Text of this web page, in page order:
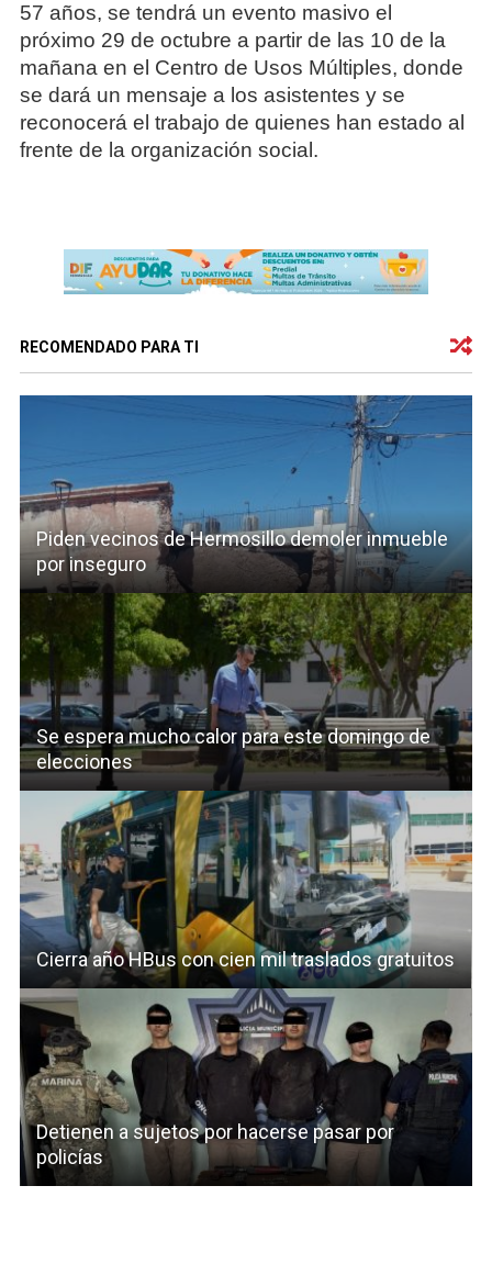
57 años, se tendrá un evento masivo el
próximo 29 de octubre a partir de las 10 de la
mañana en el Centro de Usos Múltiples, donde
se dará un mensaje a los asistentes y se
reconocerá el trabajo de quienes han estado al
frente de la organización social.
RECOMENDADO PARA TI
Piden vecinos de Hermosillo demoler inmueble
por inseguro
Se espera mucho calor para este domingo de
elecciones
Cierra año HBus con cien mil traslados gratuitos
Detienen a sujetos por hacerse pasar por
policías